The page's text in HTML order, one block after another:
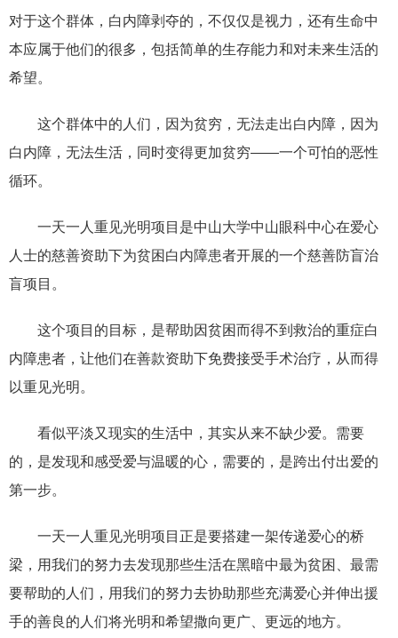
对于这个群体，白内障剥夺的，不仅仅是视力，还有生命中
本应属于他们的很多，包括简单的生存能力和对未来生活的
希望。
这个群体中的人们，因为贫穷，无法走出白内障，因为
白内障，无法生活，同时变得更加贫穷——一个可怕的恶性
循环。
一天一人重见光明项目是中山大学中山眼科中心在爱心
人士的慈善资助下为贫困白内障患者开展的一个慈善防盲治
盲项目。
这个项目的目标，是帮助因贫困而得不到救治的重症白
内障患者，让他们在善款资助下免费接受手术治疗，从而得
以重见光明。
看似平淡又现实的生活中，其实从来不缺少爱。需要
的，是发现和感受爱与温暖的心，需要的，是跨出付出爱的
第一步。
一天一人重见光明项目正是要搭建一架传递爱心的桥
梁，用我们的努力去发现那些生活在黑暗中最为贫困、最需
要帮助的人们，用我们的努力去协助那些充满爱心并伸出援
手的善良的人们将光明和希望撒向更广、更远的地方。